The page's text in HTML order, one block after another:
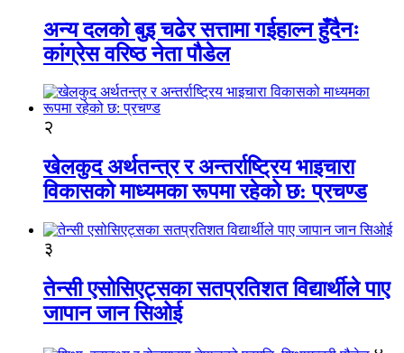
अन्य दलको बुइ चढेर सत्तामा गईहाल्न हुँदैनः
कांग्रेस वरिष्ठ नेता पौडेल
२
खेलकुद अर्थतन्त्र र अन्तर्राष्ट्रिय भाइचारा
विकासको माध्यमका रूपमा रहेको छ: प्रचण्ड
३
तेन्सी एसोसिएट्सका सतप्रतिशत विद्यार्थीले पाए
जापान जान सिओई